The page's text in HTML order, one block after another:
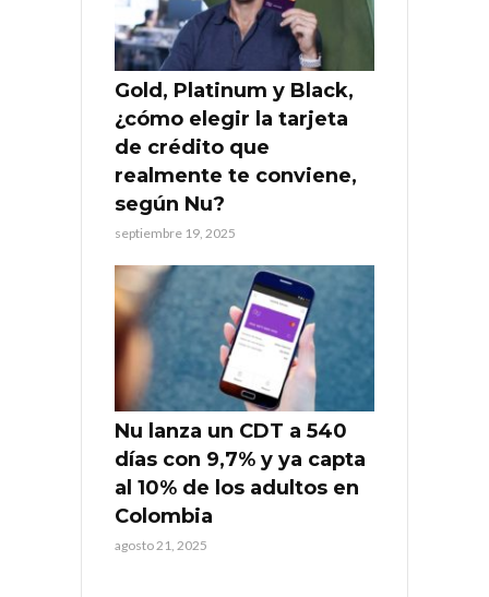
Gold, Platinum y Black,
¿cómo elegir la tarjeta
de crédito que
realmente te conviene,
según Nu?
septiembre 19, 2025
Nu lanza un CDT a 540
días con 9,7% y ya capta
al 10% de los adultos en
Colombia
agosto 21, 2025